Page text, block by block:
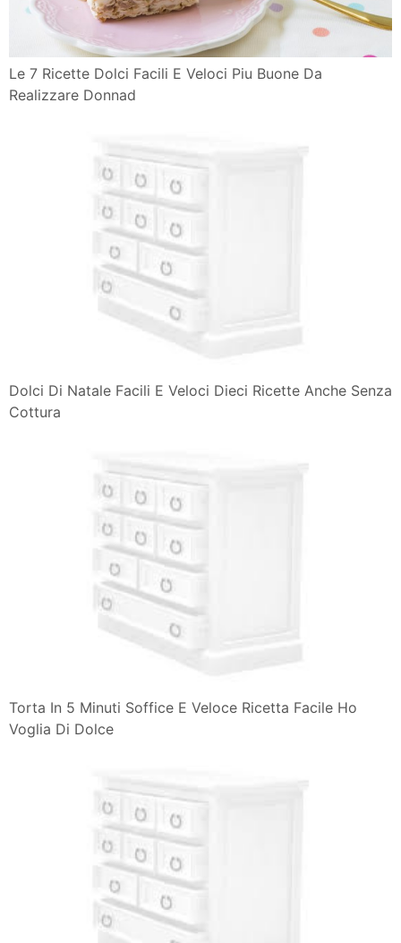
Le 7 Ricette Dolci Facili E Veloci Piu Buone Da
Realizzare Donnad
Dolci Di Natale Facili E Veloci Dieci Ricette Anche Senza
Cottura
Torta In 5 Minuti Soffice E Veloce Ricetta Facile Ho
Voglia Di Dolce